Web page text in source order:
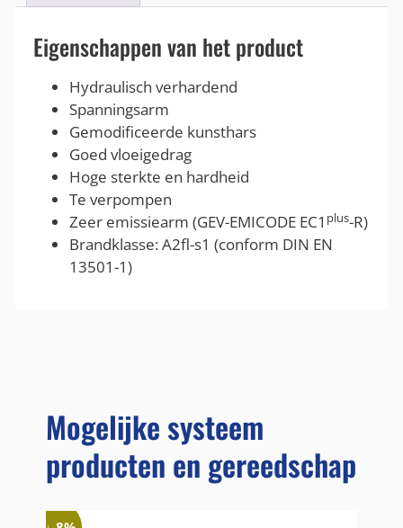
Eigenschappen van het product
Hydraulisch verhardend
Spanningsarm
Gemodificeerde kunsthars
Goed vloeigedrag
Hoge sterkte en hardheid
Te verpompen
Zeer emissiearm (GEV-EMICODE EC1 plus-R)
Brandklasse: A2fl-s1 (conform DIN EN
13501-1)
Mogelijke systeem
producten en gereedschap